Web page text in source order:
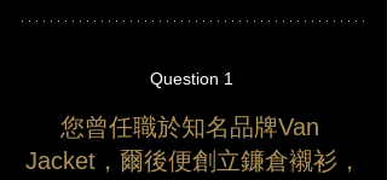
Question 1
您曾任職於知名品牌Van
Jacket，爾後便創立鐮倉襯衫，